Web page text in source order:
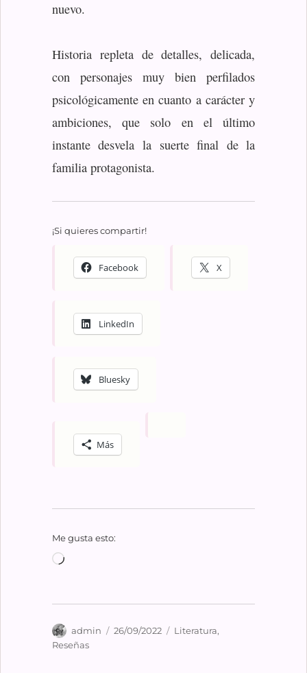
nuevo.
Historia repleta de detalles, delicada,
con personajes muy bien perfilados
psicológicamente en cuanto a carácter y
ambiciones, que solo en el último
instante desvela la suerte final de la
familia protagonista.
¡Si quieres compartir!
Facebook X
LinkedIn
Bluesky
Más
Me gusta esto:
Cargando...
Autor
admin
Publicado
26/09/2022 Categorías
Literatura,
Reseñas